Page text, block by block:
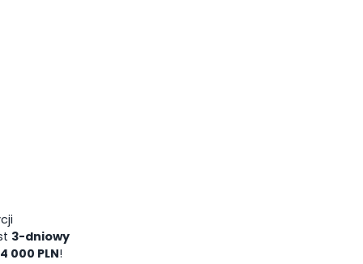
3-dniowy
4 000 PLN!